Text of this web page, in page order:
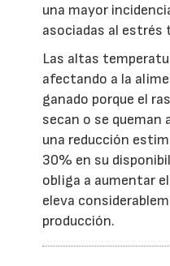
una mayor
asociadas al estrés
Las altas
afectando a la
ganado porque el
secan o se queman
una reducción
30% en su
obliga a aumentar
eleva
producción.